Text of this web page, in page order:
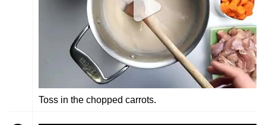
Toss in the chopped carrots.